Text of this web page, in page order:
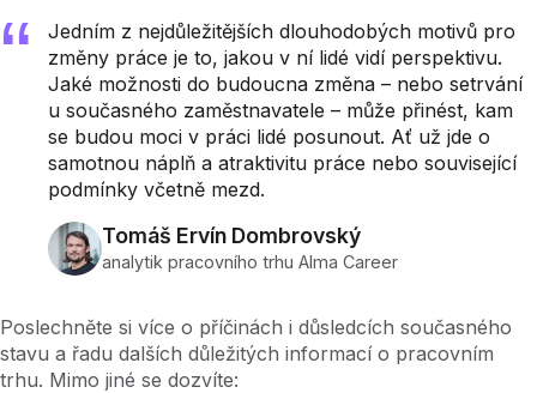
Jedním z nejdůležitějších dlouhodobých motivů pro
změny práce je to, jakou v ní lidé vidí perspektivu.
Jaké možnosti do budoucna změna – nebo setrvání
u současného zaměstnavatele – může přinést, kam
se budou moci v práci lidé posunout. Ať už jde o
samotnou náplň a atraktivitu práce nebo související
podmínky včetně mezd.
Tomáš Ervín Dombrovský
analytik pracovního trhu Alma Career
Poslechněte si více o příčinách i důsledcích současného
stavu a řadu dalších důležitých informací o pracovním
trhu. Mimo jiné se dozvíte: